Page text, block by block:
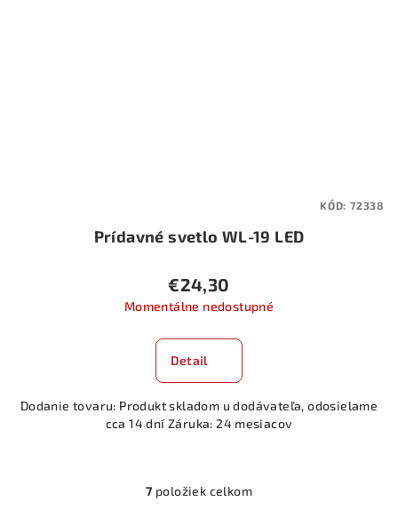
Prídavné svetlo WL-19 LED
€24,30
Momentálne nedostupné
Detail
Dodanie tovaru: Produkt skladom u dodávateľa, odosielame
cca 14 dní Záruka: 24 mesiacov
KÓD: 72338
O
7 položiek celkom